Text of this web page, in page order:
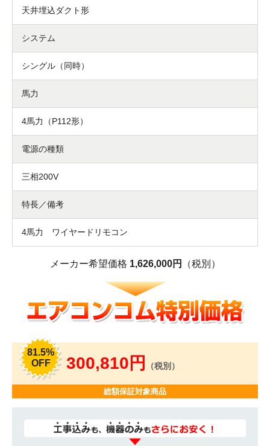
天井埋込ダクト形
システム
シングル（同時）
馬力
4馬力（P112形）
電源の種類
三相200V
特長／備考
4馬力 ワイヤードリモコン
メーカー希望価格 1,626,000円 （税別）
81.5%
OFF
300,810円 （税別）
総額保証対象商品